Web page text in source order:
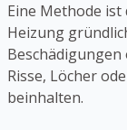
Eine Methode
Heizung
Risse, Löcher
beinhalten.